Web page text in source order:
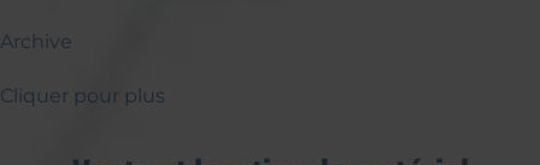
Archive
Cliquer pour plus